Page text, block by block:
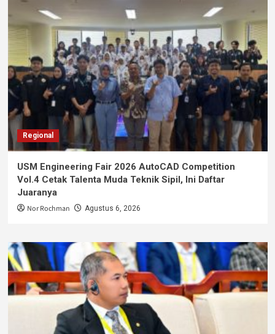
Regional
USM Engineering Fair 2026 AutoCAD Competition
Vol.4 Cetak Talenta Muda Teknik Sipil, Ini Daftar
Juaranya
Nor Rochman Agustus 6, 2026